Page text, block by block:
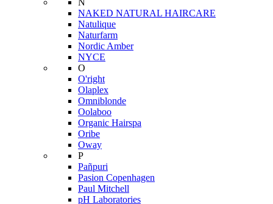
N
NAKED NATURAL HAIRCARE
Natulique
Naturfarm
Nordic Amber
NYCE
O
O'right
Olaplex
Omniblonde
Oolaboo
Organic Hairspa
Oribe
Oway
P
Pañpuri
Pasion Copenhagen
Paul Mitchell
pH Laboratories